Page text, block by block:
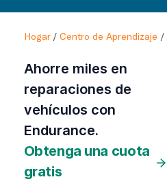
Hogar/ Centro de Aprendizaje /
Ahorre miles en
reparaciones de
vehículos con
Endurance.
Obtenga una cuota
gratis